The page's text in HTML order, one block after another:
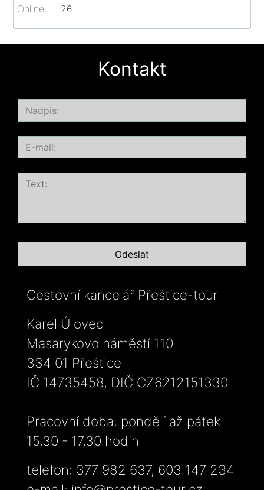
Online: 26
Kontakt
Cestovní kancelář Přeštice-tour
Karel Úlovec
Masarykovo náměstí 110
334 01 Přeštice
IČ 14735458, DIČ CZ6212151330
Pracovní doba: pondělí až pátek
15,30 - 17,30 hodin
telefon: 377 982 637, 603 147 234